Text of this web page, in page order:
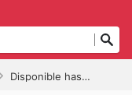
Disponible hasta el 06/06/2026